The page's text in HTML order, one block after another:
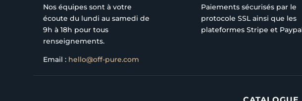
Nos équipes sont à votre
écoute du lundi au samedi de
9h à 18h pour tous
renseignements.
Email : hello@off-pure.com
Paiements sécurisés par le
protocole SSL ainsi que les
plateformes Stripe et